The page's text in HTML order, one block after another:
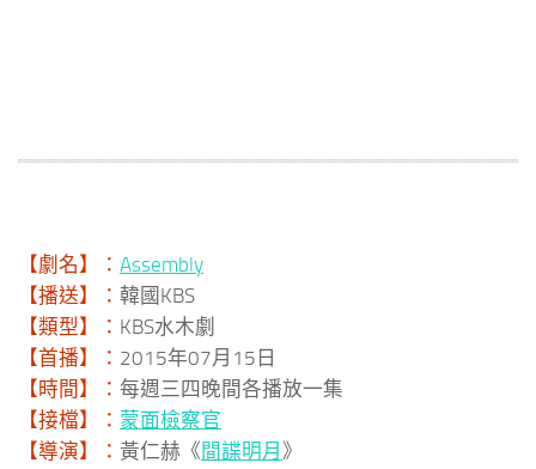
【劇名】： Assembly
【播送】： 韓國KBS
【類型】： KBS水木劇
【首播】： 2015年07月15日
【時間】： 每週三四晚間各播放一集
【接檔】： 蒙面檢察官
【導演】： 黃仁赫《間諜明月 》